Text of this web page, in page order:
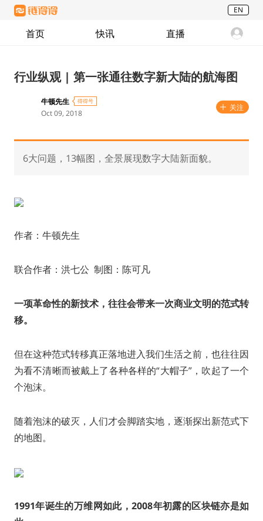
EN
首页 快讯 直播
行业纵观 | 第一张通往数字新大陆的航海图
牛顿先生 得得号
Oct 09, 2018
关注
6大问题，13幅图，全景展现数字大陆新面貌。
作者：牛顿先生
联合作者：洪七公 制图：陈可凡
一项革命性的新技术，往往会带来一次商业文明的范式转
移。
但在这种范式转移真正落地进入我们生活之前，也往往因
为看不清晰而被戴上了各种各样的“大帽子”，吹起了一个
个泡沫。
随着泡沫的破灭，人们才会脚踏实地，逐渐探出新范式下
的地图。
1991年诞生的万维网如此，2008年初露的区块链亦是如